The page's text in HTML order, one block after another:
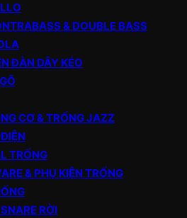
& DOUBLE BASS
ĐÀN DÂY KÉO
CƠ & TRỐNG JAZZ
TRỐNG
& PHỤ KIỆN TRỐNG
RỜI